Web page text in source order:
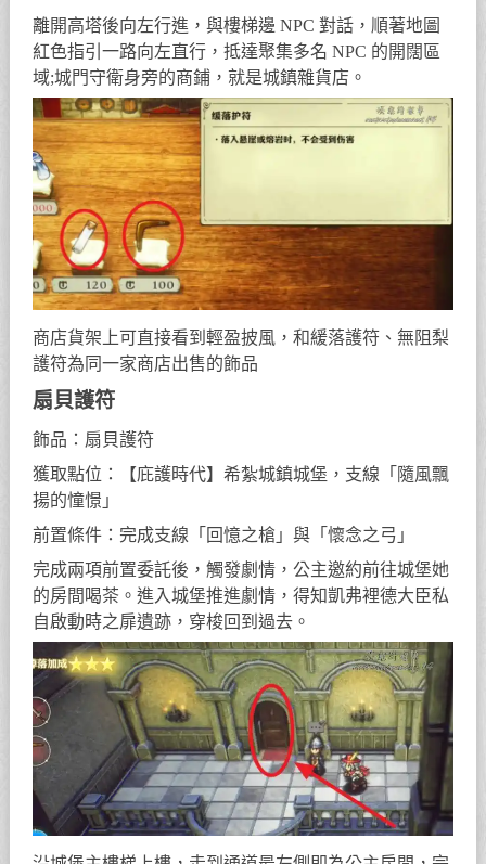
離開高塔後向左行進，與樓梯邊 NPC 對話，順著地圖
紅色指引一路向左直行，抵達聚集多名 NPC 的開闊區
域;城門守衛身旁的商鋪，就是城鎮雜貨店。
商店貨架上可直接看到輕盈披風，和緩落護符、無阻梨
護符為同一家商店出售的飾品
扇貝護符
飾品：扇貝護符
獲取點位：【庇護時代】希紮城鎮城堡，支線「隨風飄
揚的憧憬」
前置條件：完成支線「回憶之槍」與「懷念之弓」
完成兩項前置委託後，觸發劇情，公主邀約前往城堡她
的房間喝茶。進入城堡推進劇情，得知凱弗裡德大臣私
自啟動時之扉遺跡，穿梭回到過去。